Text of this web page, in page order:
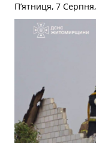
П’ятниця, 7